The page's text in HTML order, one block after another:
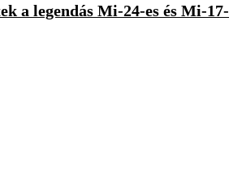
a legendás Mi-24-es és Mi-17-